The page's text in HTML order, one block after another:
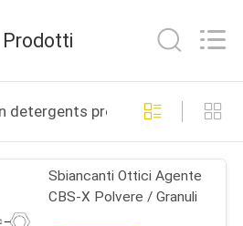
Prodotti
detergents produzione online
Sbiancanti Ottici Agente
CBS-X Polvere / Granuli